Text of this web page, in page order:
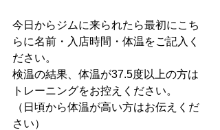
今日からジムに来られたら最初にこち
らに名前・入店時間・体温をご記入く
ださい。
検温の結果、体温が37.5度以上の方は
トレーニングをお控えください。
（日頃から体温が高い方はお伝えくだ
さい）